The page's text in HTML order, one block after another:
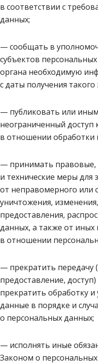
в соответствии с
данных;
— сообщать в
субъектов
органа необходимую
с даты получения такого
— публиковать или
неограниченный
в отношении обработки
— принимать правовые,
и технические меры
от неправомерного или
уничтожения,
предоставления,
данных, а также от
в отношении
— прекратить передачу
предоставление,
прекратить обработку
данные в порядке и
о персональных данных;
— исполнять иные
Законом о